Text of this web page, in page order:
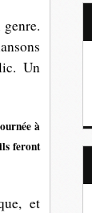
Un
à
feront
et